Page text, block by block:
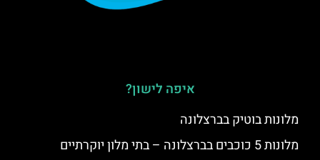
איפה לישון?
מלונות בוטיק בברצלונה
מלונות 5 כוכבים בברצלונה – בתי מלון יוקרתיים